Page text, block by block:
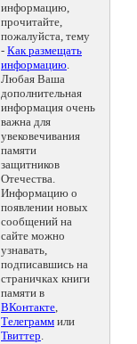
информацию,
прочитайте,
пожалуйста, тему
- Как размещать
информацию.
Любая Ваша
дополнительная
информация очень
важна для
увековечивания
памяти
защитников
Отечества.
Информацию о
появлении новых
сообщений на
сайте можно
узнавать,
подписавшись на
страничках книги
памяти в
ВКонтакте,
Телеграмм или
Твиттер.